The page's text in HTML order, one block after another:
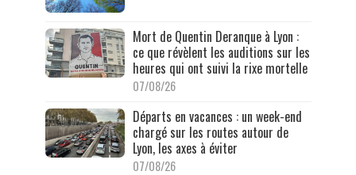
Mort de Quentin Deranque à Lyon :
ce que révèlent les auditions sur les
heures qui ont suivi la rixe mortelle
07/08/26
Départs en vacances : un week-end
chargé sur les routes autour de
Lyon, les axes à éviter
07/08/26